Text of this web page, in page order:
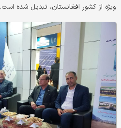
ویژه از کشور افغانستان، تبدیل شده است.